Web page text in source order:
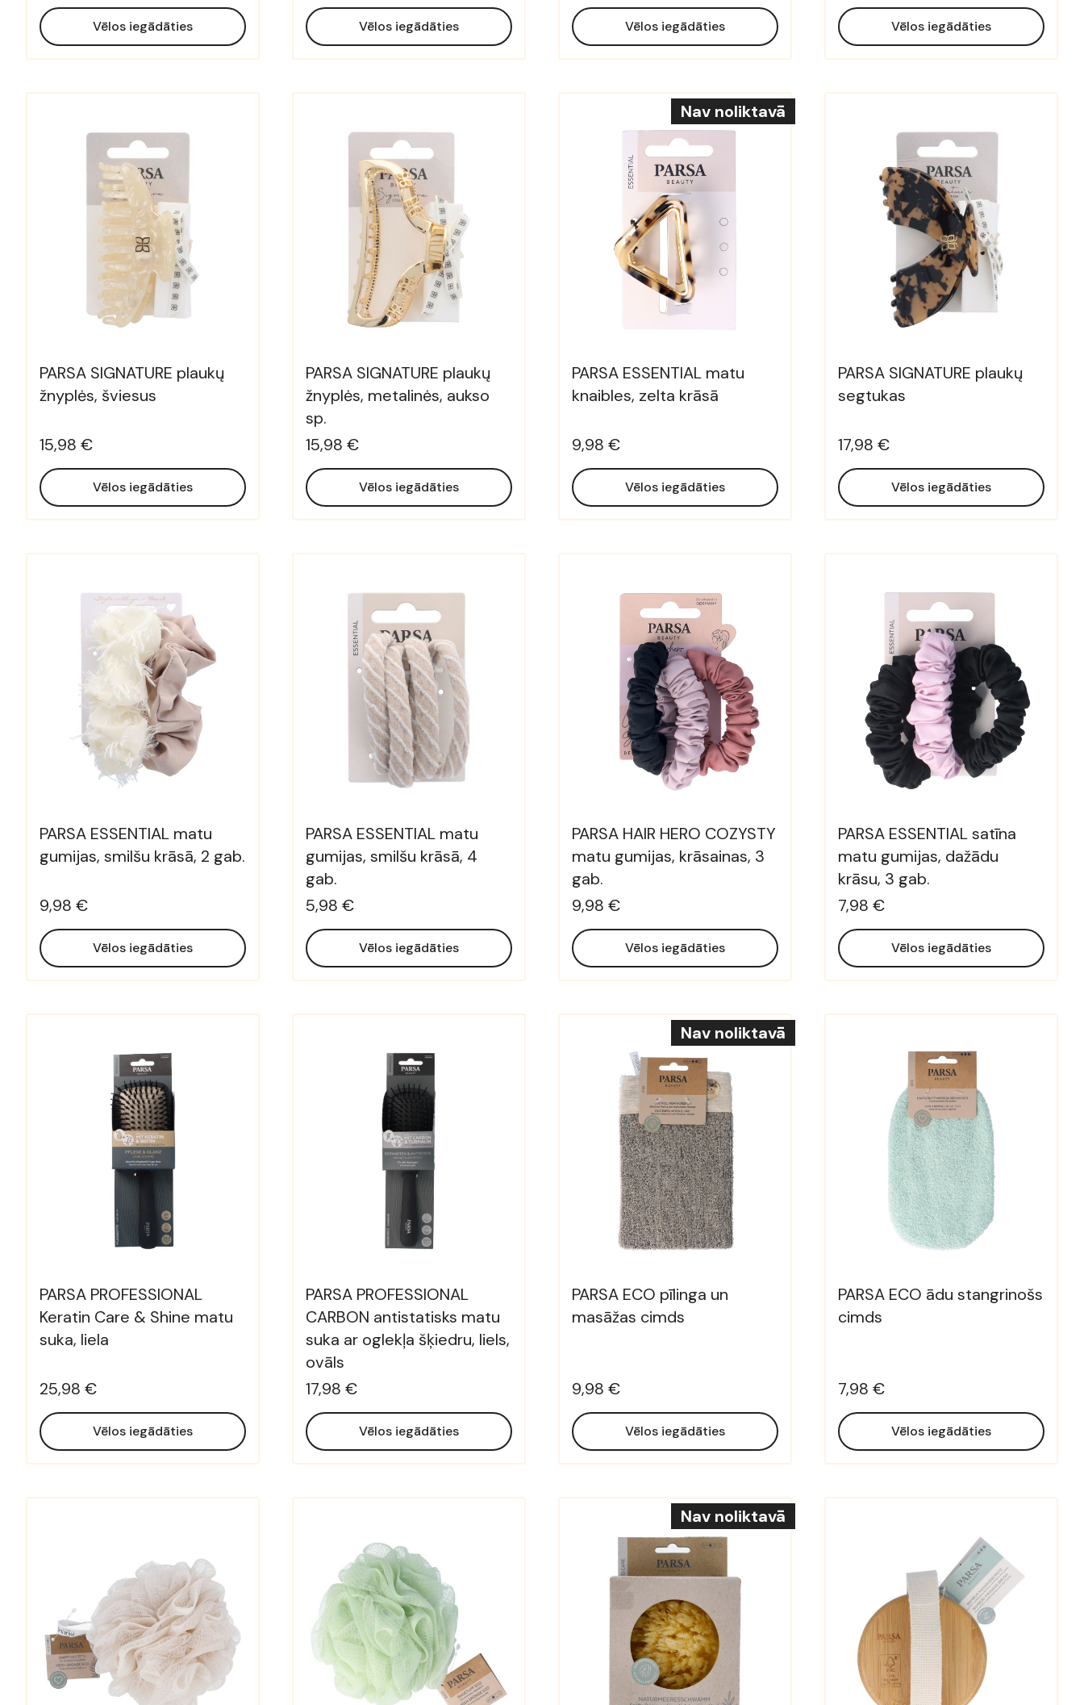
Vēlos iegādāties Vēlos iegādāties Vēlos iegādāties Vēlos iegādāties
PARSA SIGNATURE plaukų
žnyplės, šviesus
15,98 €
Vēlos iegādāties
PARSA SIGNATURE plaukų
žnyplės, metalinės, aukso
sp.
15,98 €
Vēlos iegādāties
PARSA ESSENTIAL matu
knaibles, zelta krāsā
9,98 €
Vēlos iegādāties
Nav noliktavā
PARSA SIGNATURE plaukų
segtukas
17,98 €
Vēlos iegādāties
PARSA ESSENTIAL matu
gumijas, smilšu krāsā, 2 gab.
9,98 €
Vēlos iegādāties
PARSA ESSENTIAL matu
gumijas, smilšu krāsā, 4
gab.
5,98 €
Vēlos iegādāties
PARSA HAIR HERO COZYSTY
matu gumijas, krāsainas, 3
gab.
9,98 €
Vēlos iegādāties
PARSA ESSENTIAL satīna
matu gumijas, dažādu
krāsu, 3 gab.
7,98 €
Vēlos iegādāties
PARSA PROFESSIONAL
Keratin Care & Shine matu
suka, liela
25,98 €
Vēlos iegādāties
PARSA PROFESSIONAL
CARBON antistatisks matu
suka ar oglekļa šķiedru, liels,
ovāls
17,98 €
Vēlos iegādāties
PARSA ECO pīlinga un
masāžas cimds
9,98 €
Vēlos iegādāties
Nav noliktavā
PARSA ECO ādu stangrinošs
cimds
7,98 €
Vēlos iegādāties
Nav noliktavā